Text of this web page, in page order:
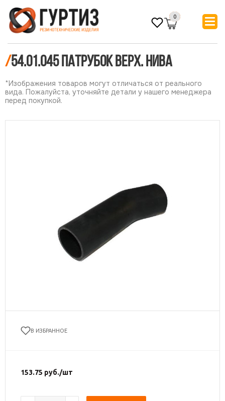
0
/54.01.045 Патрубок верх. НИВА
*Изображения товаров могут отличаться от реального
вида. Пожалуйста, уточняйте детали у нашего менеджера
перед покупкой.
В ИЗБРАННОЕ
153.75 руб./шт